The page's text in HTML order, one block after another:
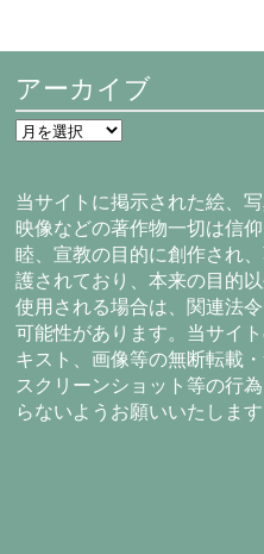
アーカイブ
ア
ー
ブ
当サイトに掲示された絵、写
映像などの著作物一切は信
睦、宣教の目的に創作され
護されており、本来の目的
使用される場合は、関連法
可能性があります。当サイ
キスト、画像等の無断転載・
スクリーンショット等の行
らないようお願いいたします